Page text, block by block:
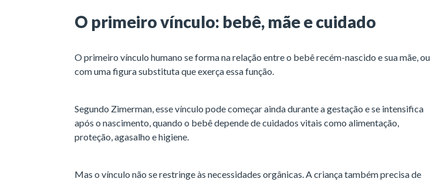
O primeiro vínculo: bebê, mãe e cuidado
O primeiro vínculo humano se forma na relação entre o bebê recém-nascido e sua mãe, ou
com uma figura substituta que exerça essa função.
Segundo Zimerman, esse vínculo pode começar ainda durante a gestação e se intensifica
após o nascimento, quando o bebê depende de cuidados vitais como alimentação,
proteção, agasalho e higiene.
Mas o vínculo não se restringe às necessidades orgânicas. A criança também precisa de